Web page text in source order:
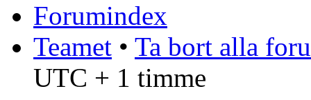
Forumindex
Teamet • Ta bort alla
UTC + 1 timme